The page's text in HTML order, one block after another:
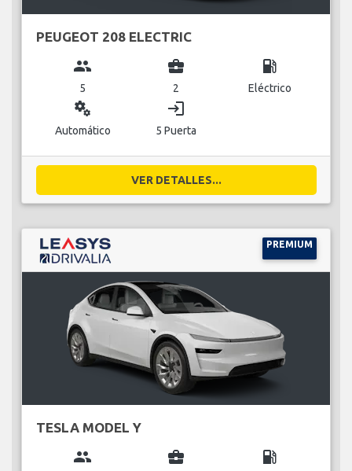
PEUGEOT 208 ELECTRIC
group
5
business_center
2
local_gas_station
Eléctrico
miscellaneous_services
Automático
login
5 Puerta
VER DETALLES...
PREMIUM
TESLA MODEL Y
group business_center local_gas_station